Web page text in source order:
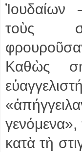
Ἰουδαίων
τοὺς
Καθὼς
γενόμενα»,
κατὰ τὴ